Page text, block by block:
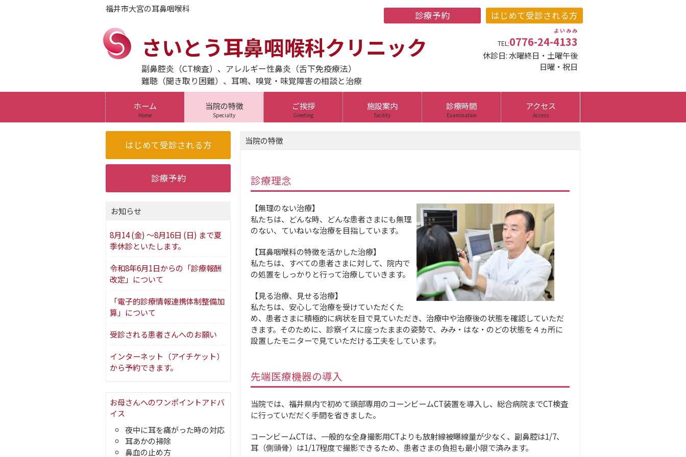
福井市大宮の耳鼻咽喉科
さいとう耳鼻咽喉科クリニック
副鼻腔炎（CT検査）、アレルギー性鼻炎（舌下免疫療法）
難聴（聞き取り困難）、耳鳴、嗅覚・味覚障害の相談と治療
TEL:0776-24-4133
よいみみ
休診日: 水曜終日・土曜午後
日曜・祝日
ホーム
Home
当院の特徴
Specialty
ご挨拶
Greeting
施設案内
facility
診療時間
Examination
アクセス
Access
当院の特徴
診療理念
【無理のない治療】
私たちは、どんな時、どんな患者さまにも無理
のない、ていねいな治療を目指しています。
【耳鼻咽喉科の特徴を活かした治療】
私たちは、すべての患者さまに対して、院内で
の処置をしっかりと行って治療していきます。
【見る治療、見せる治療】
私たちは、安心して治療を受けていただくた
め、患者さまに積極的に病状を目で見ていただき、治療中や治療後の状態を確認していただ
きます。そのために、診察イスに座ったままの姿勢で、みみ・はな・のどの状態を４ヵ所に
設置したモニターで見ていただける工夫をしています。
先端医療機器の導入
当院では、福井県内で初めて頭部専用のコーンビームCT装置を導入し、総合病院までCT検査
に行っていだだく手間を省きました。
コーンビームCTは、一般的な全身撮影用CTよりも放射線被曝線量が少なく、副鼻腔は1/7、
耳（側頭骨）は1/17程度で撮影できるため、患者さまの負担も最小限で済みます。
お知らせ
8月14 (金) ～8月16日 (日) まで夏
季休診といたします。
令和8年6月1日からの「診療報酬
改定」について
「電子的診療情報連携体制整備加
算」について
受診される患者さんへのお願い
インターネット（アイチケット）
から予約できます。
お母さんへのワンポイントアドバ
イス
夜中に耳を痛がった時の対応
耳あかの掃除
鼻血の止め方